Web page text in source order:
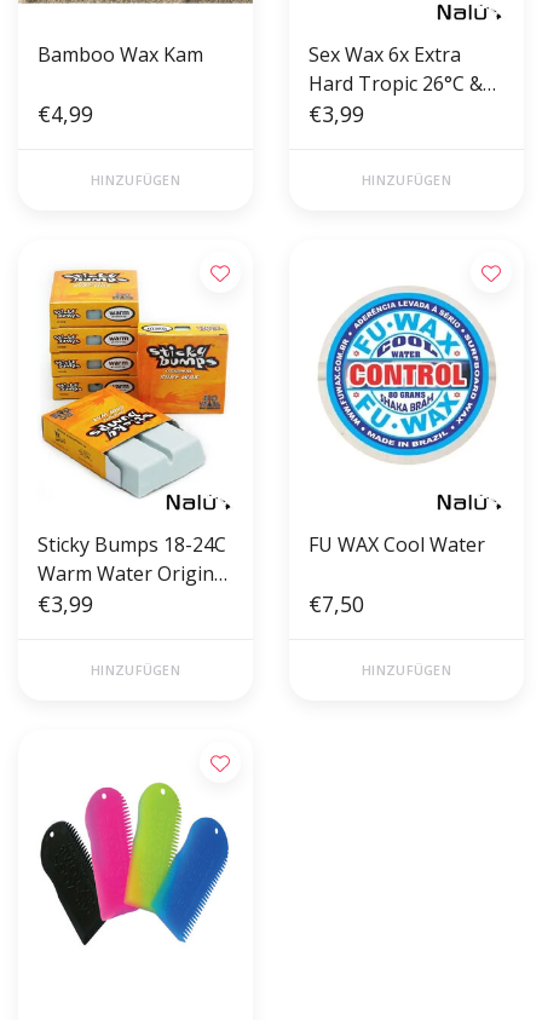
Bamboo Wax Kam
€4,99
HINZUFÜGEN
Sex Wax 6x Extra
Hard Tropic 26°C &
ABOVE
€3,99
HINZUFÜGEN
Sticky Bumps 18-24C
Warm Water Original
Wax
€3,99
HINZUFÜGEN
FU WAX Cool Water
€7,50
HINZUFÜGEN